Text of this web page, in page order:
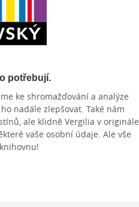
Zobrazeno 3 z 3
potřebují.
ke shromažďování a analýze
nadále zlepšovat. Také nám
ale klidně Vergilia v originále.
vaše osobní údaje. Ale vše